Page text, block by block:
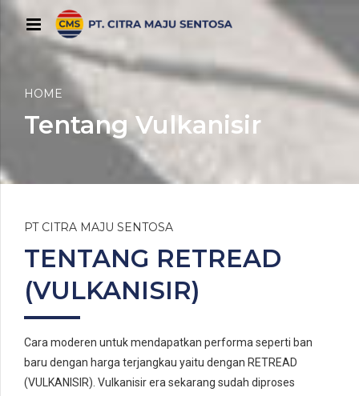
HOME
Tentang Vulkanisir
PT CITRA MAJU SENTOSA
TENTANG RETREAD
(VULKANISIR)
Cara moderen untuk mendapatkan performa seperti ban
baru dengan harga terjangkau yaitu dengan RETREAD
(VULKANISIR). Vulkanisir era sekarang sudah diproses